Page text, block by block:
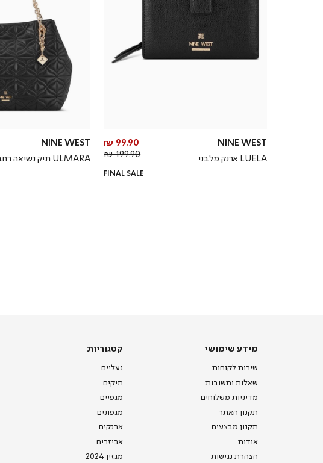
NINE WEST
LUELA ארנק מלבני
מחיר
מוצר
99.90 ₪
מחיר
199.90 ₪
FINAL SALE
NINE WEST
ULMARA תיק נשיאה רחב
מידע
מידע שימושי
שירות לקוחות
שאלות ותשובות
מדיניות משלוחים
תקנון האתר
תקנון מבצעים
אודות
הצהרת נגישות
קטגוריות
קטגוריות
נעליים
תיקים
מגפיים
מגפונים
ארנקים
אביזרים
מגזין 2024